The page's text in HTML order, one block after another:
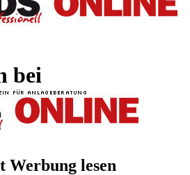
bei
Werbung lesen